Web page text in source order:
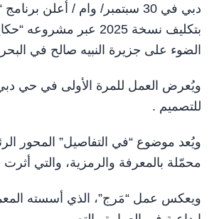
دبي في 30 سبتمبر/ وام / أعلن
بتكليف نسخة 2025
الضوء على جزيرة النبيه صالح في
للتصميم .
ويُعد موضوع “في التفاصيل” المحور
محمّلة بالمعرفة والرمزية، والتي
ويعكس عمل “مَرج”، الذي أسسته